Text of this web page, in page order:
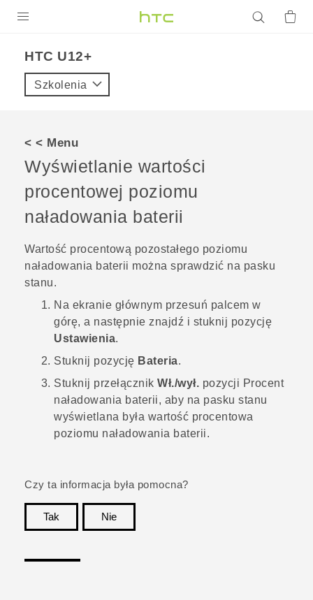
VIVE
VIVERSE
POMOC TECHNICZNA
Urządzenia i akcesoria HTC
Zaloguj się
HTC U12+‎
Szkolenia
< < Menu
Wyświetlanie wartości
procentowej poziomu
naładowania baterii
Wartość procentową pozostałego poziomu
naładowania baterii można sprawdzić na pasku
stanu.
Na ekranie głównym przesuń palcem w
górę, a następnie znajdź i stuknij pozycję
Ustawienia.
Stuknij pozycję Bateria.
Stuknij przełącznik Wł./wył. pozycji Procent
naładowania baterii, aby na pasku stanu
wyświetlana była wartość procentowa
poziomu naładowania baterii.
Czy ta informacja była pomocna?
Tak
Nie